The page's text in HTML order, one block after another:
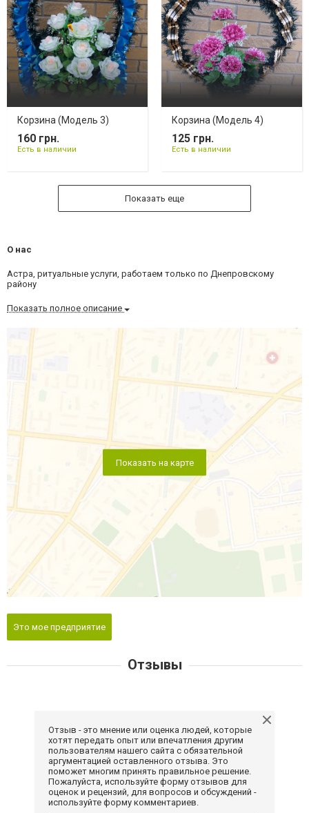
Корзина (Модель 3)
160 грн.
Есть в наличии
Корзина (Модель 4)
125 грн.
Есть в наличии
Показать еще
О нас
Астра, ритуальные услуги, работаем только по Днепровскому
району
Показать полное описание
Показать на карте
Это мое предприятие
Отзывы
Отзыв - это мнение или оценка людей, которые
хотят передать опыт или впечатления другим
пользователям нашего сайта с обязательной
аргументацией оставленного отзыва. Это
поможет многим принять правильное решение.
Пожалуйста, используйте форму отзывов для
оценок и рецензий, для вопросов и обсуждений -
используйте форму комментариев.